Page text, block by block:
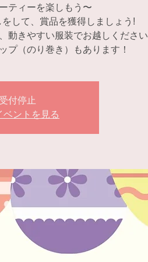
ティーを楽しもう〜
して、賞品を獲得しましょう!
動きやすい服装でお越しくださ
プ（のり巻き）もあります！
受付停止
ベントを見る